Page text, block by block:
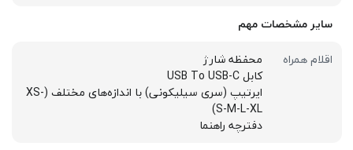
سایر مشخصات مهم
اقلام همراه
محفظه شارژ
کابل USB To USB-C
ایرتیپ (سری سیلیکونی) با اندازه‌های مختلف (XS-
S-M-L-XL)
دفترچه راهنما